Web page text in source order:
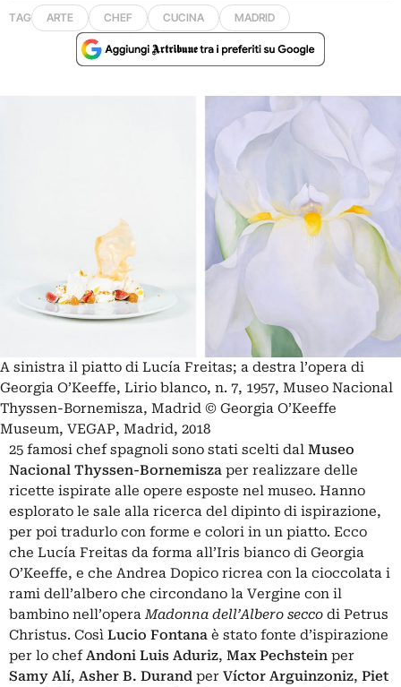
TAG ARTE CHEF CUCINA MADRID
A sinistra il piatto di Lucía Freitas; a destra l’opera di
Georgia O’Keeffe, Lirio blanco, n. 7, 1957, Museo Nacional
Thyssen-Bornemisza, Madrid © Georgia O’Keeffe
Museum, VEGAP, Madrid, 2018
25 famosi chef spagnoli sono stati scelti dal Museo
Nacional Thyssen-Bornemisza per realizzare delle
ricette ispirate alle opere esposte nel museo. Hanno
esplorato le sale alla ricerca del dipinto di ispirazione,
per poi tradurlo con forme e colori in un piatto. Ecco
che Lucía Freitas da forma all’Iris bianco di Georgia
O’Keeffe, e che Andrea Dopico ricrea con la cioccolata i
rami dell’albero che circondano la Vergine con il
bambino nell’operaMadonna dell’Albero secco di Petrus
Christus. Così Lucio Fontana è stato fonte d’ispirazione
per lo chefAndoni Luis Aduriz, Max Pechstein per
Samy Alí, Asher B. Durand per Víctor Arguinzoniz, Piet